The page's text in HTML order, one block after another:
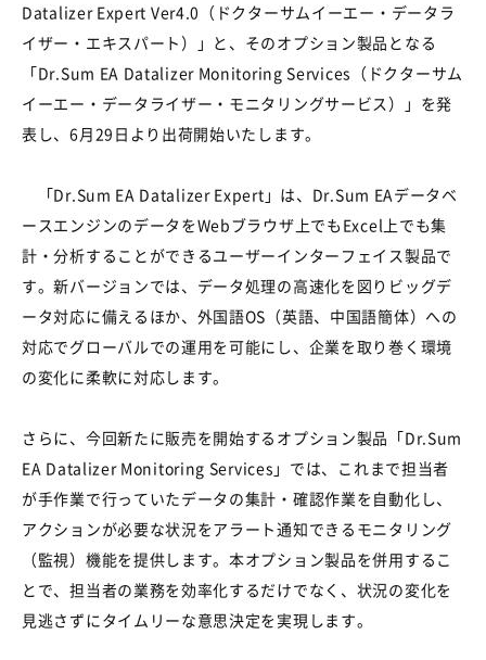
Datalizer Expert Ver4.0（ドクターサムイーエー・データラ
イザー・エキスパート）」と、そのオプション製品となる
「Dr.Sum EA Datalizer Monitoring Services（ドクターサム
イーエー・データライザー・モニタリングサービス）」を発
表し、6月29日より出荷開始いたします。
「Dr.Sum EA Datalizer Expert」は、Dr.Sum EAデータベ
ースエンジンのデータをWebブラウザ上でもExcel上でも集
計・分析することができるユーザーインターフェイス製品で
す。新バージョンでは、データ処理の高速化を図りビッグデ
ータ対応に備えるほか、外国語OS（英語、中国語簡体）への
対応でグローバルでの運用を可能にし、企業を取り巻く環境
の変化に柔軟に対応します。
さらに、今回新たに販売を開始するオプション製品「Dr.Sum
EA Datalizer Monitoring Services」では、これまで担当者
が手作業で行っていたデータの集計・確認作業を自動化し、
アクションが必要な状況をアラート通知できるモニタリング
（監視）機能を提供します。本オプション製品を併用するこ
とで、担当者の業務を効率化するだけでなく、状況の変化を
見逃さずにタイムリーな意思決定を実現します。